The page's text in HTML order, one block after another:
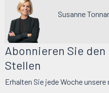
Susanne
Abonnieren Sie
Stellen
Erhalten Sie jede Woche